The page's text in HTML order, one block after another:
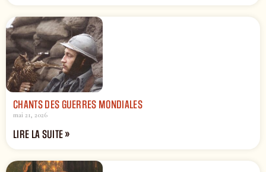
CHANTS DES GUERRES MONDIALES
mai 21, 2026
LIRE LA SUITE »